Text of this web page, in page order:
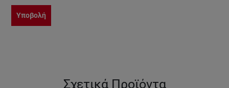
Υποβολή
Σχετικά Προϊόντα